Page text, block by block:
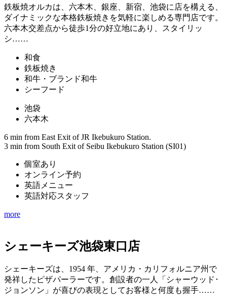
鉄板焼オルカは、六本木、銀座、新宿、池袋に店を構える、
ダイナミックな本格鉄板焼きを気軽に楽しめる専門店です。
六本木交差点から徒歩1分の好立地にあり、スタイリッ
シ……
和食
鉄板焼き
和牛・ブランド和牛
シーフード
池袋
六本木
6 min from East Exit of JR Ikebukuro Station.
3 min from South Exit of Seibu Ikebukuro Station (SI01)
個室あり
オンライン予約
英語メニュー
英語対応スタッフ
more
シェーキーズ池袋東口店
シェーキーズは、1954 年、アメリカ・カリフォルニア州で
発祥したピザパーラーです。創設者の一人「シャーウッド･
ジョンソン」が喜びの表現としてお客様と何度も握手……